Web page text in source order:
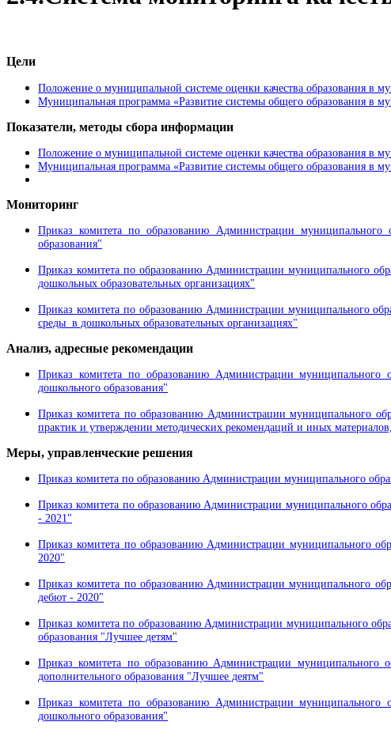
Цели​
Положение о муниципальной системе оценки качества образования в
Муниципальная программа «Развитие системы общего образования в
Показатели, методы сбора информации
Положение о муниципальной системе оценки качества образования в
Муниципальная программа «Развитие системы общего образования в
Мониторинг
Приказ комитета по образованию Администрации
образования"
Приказ комитета по образованию Администрации муниципального
дошкольных образовательных организациях"
Приказ комитета по образованию Администрации муниципального
среды в дошкольных образовательных организациях"
Анализ, адресные рекомендации
Приказ комитета по образованию Администрации
дошкольного образования"
Приказ комитета по образованию Администрации муниципального
практик и утверждении методических рекомендаций и иных
Меры, управленческие решения
Приказ комитета по образованию Администрации муниципального
Приказ комитета по образованию Администрации муниципального
- 2021"
Приказ комитета по образованию Администрации муниципального
2020"
Приказ комитета по образованию Администрации муниципального
дебют - 2020"
Приказ комитета по образованию Администрации муниципального
образования "Лучшее детям"
Приказ комитета по образованию Администрации муниципального
дополнительного образования "Лучшее деятм"
Приказ комитета по образованию Администрации
дошкольного образования"